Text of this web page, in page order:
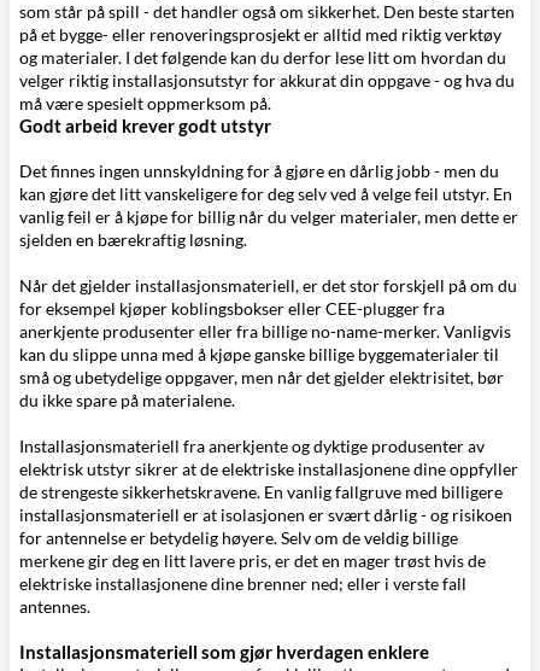
som står på spill - det handler også om sikkerhet. Den beste starten
på et bygge- eller renoveringsprosjekt er alltid med riktig verktøy
og materialer. I det følgende kan du derfor lese litt om hvordan du
velger riktig installasjonsutstyr for akkurat din oppgave - og hva du
må være spesielt oppmerksom på.
Godt arbeid krever godt utstyr
Det finnes ingen unnskyldning for å gjøre en dårlig jobb - men du
kan gjøre det litt vanskeligere for deg selv ved å velge feil utstyr. En
vanlig feil er å kjøpe for billig når du velger materialer, men dette er
sjelden en bærekraftig løsning.
Når det gjelder installasjonsmateriell, er det stor forskjell på om du
for eksempel kjøper koblingsbokser eller CEE-plugger fra
anerkjente produsenter eller fra billige no-name-merker. Vanligvis
kan du slippe unna med å kjøpe ganske billige byggematerialer til
små og ubetydelige oppgaver, men når det gjelder elektrisitet, bør
du ikke spare på materialene.
Installasjonsmateriell fra anerkjente og dyktige produsenter av
elektrisk utstyr sikrer at de elektriske installasjonene dine oppfyller
de strengeste sikkerhetskravene. En vanlig fallgruve med billigere
installasjonsmateriell er at isolasjonen er svært dårlig - og risikoen
for antennelse er betydelig høyere. Selv om de veldig billige
merkene gir deg en litt lavere pris, er det en mager trøst hvis de
elektriske installasjonene dine brenner ned; eller i verste fall
antennes.
Installasjonsmateriell som gjør hverdagen enklere